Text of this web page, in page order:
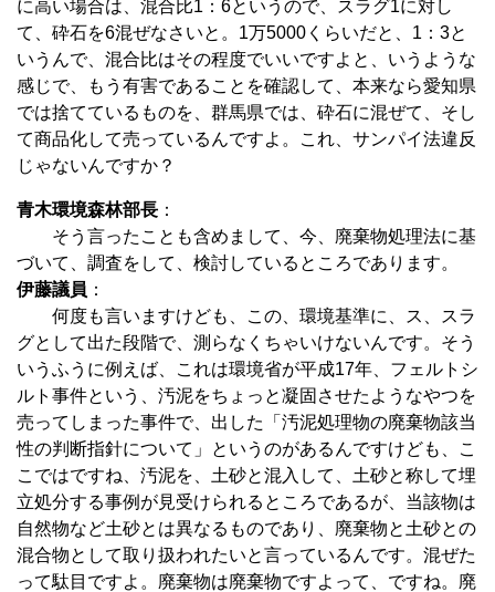
に高い場合は、混合比1：6というので、スラグ1に対し
て、砕石を6混ぜなさいと。1万5000くらいだと、1：3と
いうんで、混合比はその程度でいいですよと、いうような
感じで、もう有害であることを確認して、本来なら愛知県
では捨てているものを、群馬県では、砕石に混ぜて、そし
て商品化して売っているんですよ。これ、サンパイ法違反
じゃないんですか？
青木環境森林部長 ：
そう言ったことも含めまして、今、廃棄物処理法に基
づいて、調査をして、検討しているところであります。
伊藤議員 ：
何度も言いますけども、この、環境基準に、ス、スラ
グとして出た段階で、測らなくちゃいけないんです。そう
いうふうに例えば、これは環境省が平成17年、フェルトシ
ルト事件という、汚泥をちょっと凝固させたようなやつを
売ってしまった事件で、出した「汚泥処理物の廃棄物該当
性の判断指針について」というのがあるんですけども、こ
こではですね、汚泥を、土砂と混入して、土砂と称して埋
立処分する事例が見受けられるところであるが、当該物は
自然物など土砂とは異なるものであり、廃棄物と土砂との
混合物として取り扱われたいと言っているんです。混ぜた
って駄目ですよ。廃棄物は廃棄物ですよって、ですね。廃